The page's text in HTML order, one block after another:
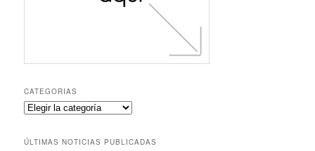
CATEGORIAS
Categorias
ÚLTIMAS NOTICIAS PUBLICADAS